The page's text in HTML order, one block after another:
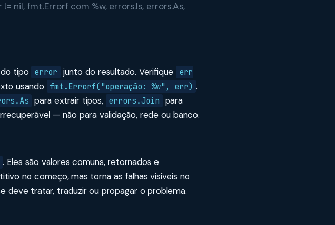
nil, fmt.Errorf com %w, errors.Is, errors.As,
tipo error junto do resultado. Verifique err
usando fmt.Errorf("operação: %w", err) .
para extrair tipos, errors.Join para
— não para validação, rede ou banco.
. Eles são valores comuns, retornados e
no começo, mas torna as falhas visíveis no
deve tratar, traduzir ou propagar o problema.